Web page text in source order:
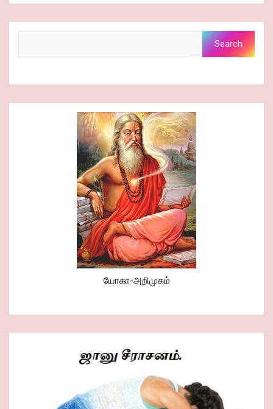
Search
யோகா-அறிமுகம்